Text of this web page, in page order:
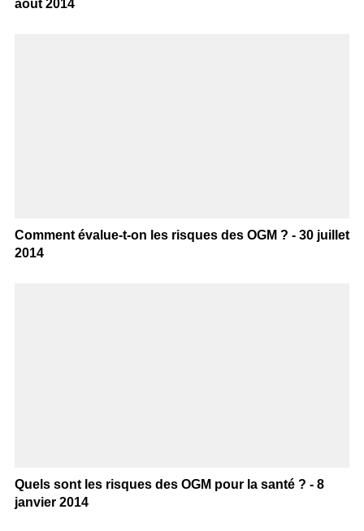
août 2014
Comment évalue-t-on les risques des OGM ? - 30 juillet
2014
Quels sont les risques des OGM pour la santé ? - 8
janvier 2014